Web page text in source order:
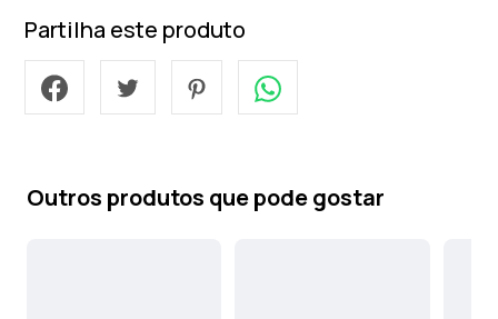
Partilha este produto
Outros produtos que pode gostar